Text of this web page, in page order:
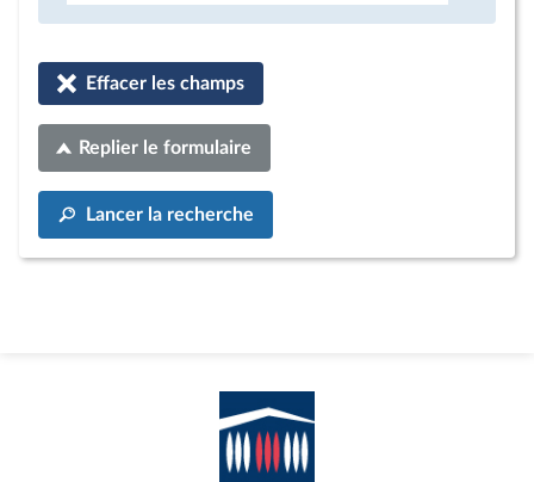
Effacer les champs
Replier le formulaire
Lancer la recherche